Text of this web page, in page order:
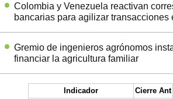
Colombia y Venezuela reactivan
bancarias para agilizar transacciones
Gremio de ingenieros agrónomos
financiar la agricultura familiar
Indicador Cierre Ant